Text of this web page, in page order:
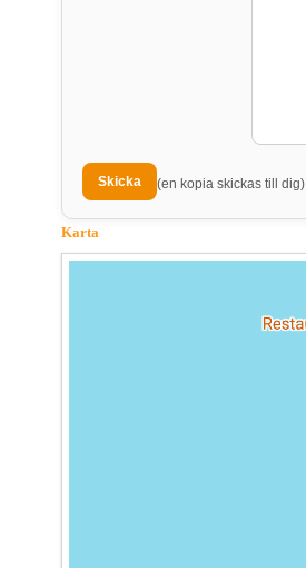
(en kopia skickas till dig)
Karta